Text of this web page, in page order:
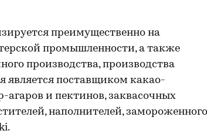
преимущественно на
промышленности, а также
производства, производства
является поставщиком какао-
и пектинов, заквасочных
наполнителей, замороженного